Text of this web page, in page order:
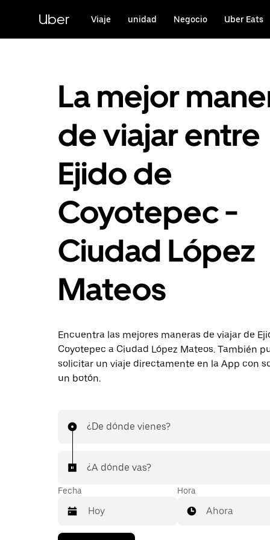
contenido
principal
Uber Viaje unidad Negocio Uber Eats
La mejor
de viajar entre
Ejido de
Coyotepec -
Ciudad López
Mateos
Encuentra las mejores maneras de viajar de
Coyotepec a Ciudad López Mateos. También
solicitar un viaje directamente en la App con
un botón.
¿De dónde vienes?
¿A dónde vas?
Fecha Hora
Ahora